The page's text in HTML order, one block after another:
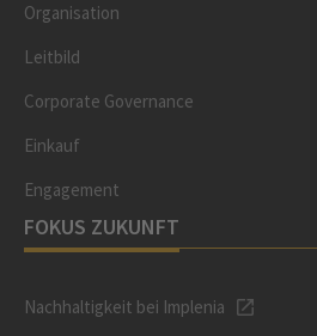
Organisation
Leitbild
Corporate Governance
Einkauf
Engagement
FOKUS ZUKUNFT
Nachhaltigkeit bei Implenia